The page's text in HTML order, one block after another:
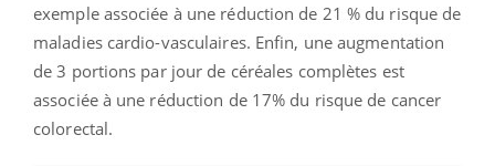
exemple associée à une réduction de 21 % du risque de
maladies cardio-vasculaires. Enfin, une augmentation
de 3 portions par jour de céréales complètes est
associée à une réduction de 17% du risque de cancer
colorectal.